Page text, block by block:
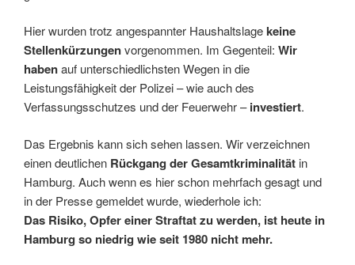
Hier wurden trotz angespannter Haushaltslagekeine
Stellenkürzungenvorgenommen. Im Gegenteil: Wir
habenauf unterschiedlichsten Wegen in die
Leistungsfähigkeit der Polizei – wie auch des
Verfassungsschutzes und der Feuerwehr –investiert.
Das Ergebnis kann sich sehen lassen. Wir verzeichnen
einen deutlichen Rückgang der Gesamtkriminalität in
Hamburg. Auch wenn es hier schon mehrfach gesagt und
in der Presse gemeldet wurde, wiederhole ich:
Das Risiko, Opfer einer Straftat zu werden, ist heute in
Hamburg so niedrig wie seit 1980 nicht mehr.